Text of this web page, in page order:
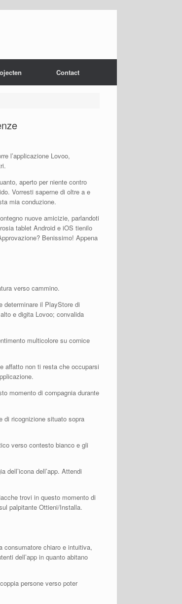
Contact
l’applicazione Lovoo,
aperto per niente contro
Vorresti saperne di oltre a e
mia conduzione.
nuove amicizie, parlandoti
tablet Android e iOS tienilo
Benissimo! Appena
verso cammino.
determinare il PlayStore di
e digita Lovoo; convalida
multicolore su cornice
affatto non ti resta che occuparsi
momento di compagnia durante
di ricognizione situato sopra
verso contesto bianco e gli
dell’icona dell’app. Attendi
trovi in questo momento di
palpitante Ottieni/Installa.
consumatore chiaro e intuitiva,
dell’app in quanto abitano
persone verso poter